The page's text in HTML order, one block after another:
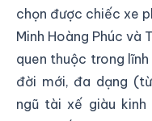
chọn được chiếc xe
Minh Hoàng Phúc và
quen thuộc trong lĩnh
đời mới, đa dạng
ngũ tài xế giàu kinh